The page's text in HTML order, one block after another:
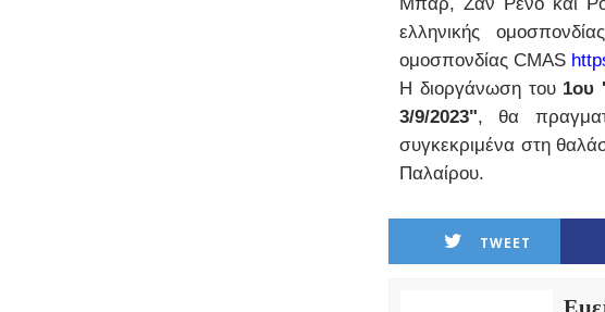
ελληνικής
ομοσπονδίας CMAS
Η διοργάνωση του 1ου
3/9/2023", θα
συγκεκριμένα στη
Παλαίρου.
TWEET